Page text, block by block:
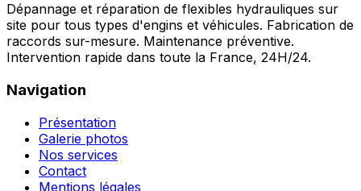
Dépannage et réparation de flexibles hydrauliques sur
site pour tous types d'engins et véhicules. Fabrication de
raccords sur-mesure. Maintenance préventive.
Intervention rapide dans toute la France, 24H/24.
Navigation
Présentation
Galerie photos
Nos services
Contact
Mentions légales